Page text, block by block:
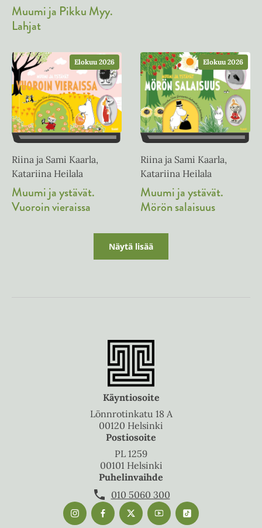
Muumi ja Pikku Myy.
Lahjat
Elokuu 2026
Riina ja Sami Kaarla,
Katariina Heilala
Muumi ja ystävät.
Vuoroin vieraissa
Elokuu 2026
Riina ja Sami Kaarla,
Katariina Heilala
Muumi ja ystävät.
Mörön salaisuus
Näytä lisää
Käyntiosoite
Lönnrotinkatu 18 A
00120 Helsinki
Postiosoite
PL 1259
00101 Helsinki
Puhelinvaihde
010 5060 300